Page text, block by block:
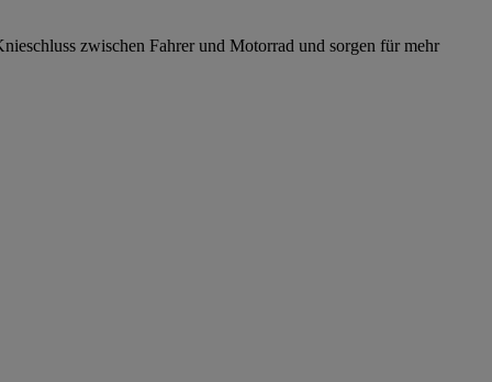
zwischen Fahrer und Motorrad und sorgen für mehr